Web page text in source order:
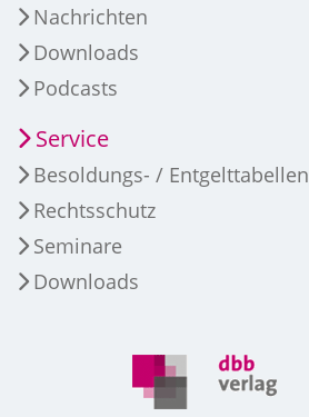
Nachrichten
Downloads
Podcasts
Service
Besoldungs- / Entgelttabellen
Rechtsschutz
Seminare
Downloads